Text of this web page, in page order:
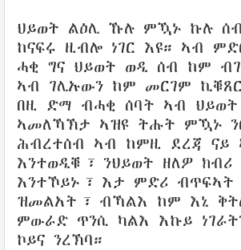
ህይወት ልዕሊ ኹሉ ምዃኑ ኩሉ
ከናፍሩ ዚብሎ ነገር እዩ። ኣብ
ሓቂ ግና ህይወት ወዲ ሰብ ከም
ኣብ ገሊኡውን ከም መርገም
በዚ ድማ ብሓቂ ሰባት ኣብ ህይወት
ኣመለኻኽታ ኣዝዩ ትሑት ምዃኑ
ሕብረተሰብ ኣብ ከምዚ ደረጃ ናይ
እንተወዲቑ፣ ንህይወት ዘለዎ
እንተኾይኑ፣ እታ ምድሪ ብጥፍኣት
ዝመልአት፣ ብኻልእ ከም እኒ
ምውራድ ጥንሲ ካልእ እኩይ
ኮይና ንረኽባ።